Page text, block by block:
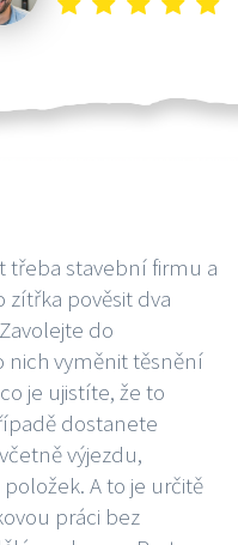
třeba stavební firmu a
pověsit dva
do
nich vyměnit těsnění
je ujistíte, že to
dostanete
výjezdu,
A to je určitě
práci bez